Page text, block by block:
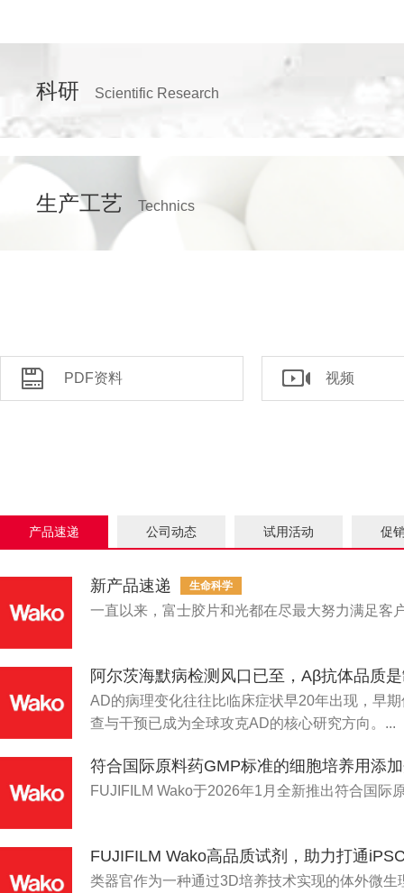
科研 Scientific Research
生产工艺 Technics
PDF资料 视频
产品速递 公司动态 试用活动 促
新产品速递 生命科学
一直以来，富士胶片和光都在尽最大努力满足客
阿尔茨海默病检测风口已至，Aβ抗体品质
AD的病理变化往往比临床症状早20年出现，早
查与干预已成为全球攻克AD的核心研究方向。...
符合国际原料药GMP标准的细胞培养用添
FUJIFILM Wako于2026年1月全新推出符合国
FUJIFILM Wako高品质试剂，助力打通
类器官作为一种通过3D培养技术实现的体外微